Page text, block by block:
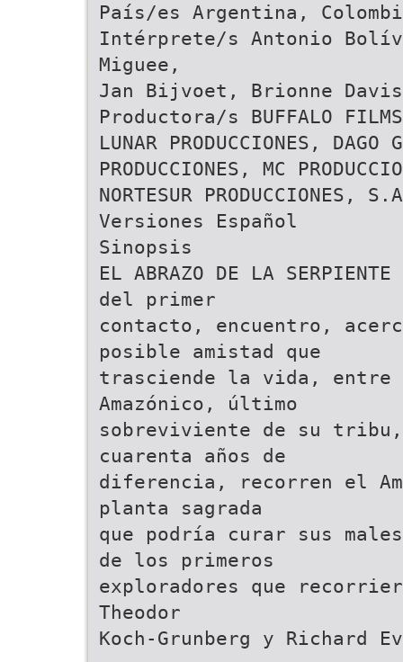
País/es Argentina,
Intérprete/s Antonio
Miguee,
Jan Bijvoet, Brionne Davis
Productora/s BUFFALO
LUNAR PRODUCCIONES, DAGO
PRODUCCIONES, MC
NORTESUR PRODUCCIONES,
Versiones Español
Sinopsis
EL ABRAZO DE LA
del primer
contacto, encuentro,
posible amistad que
trasciende la vida, entre
Amazónico, último
sobreviviente de su
cuarenta años de
diferencia, recorren el
planta sagrada
que podría curar sus
de los primeros
exploradores que
Theodor
Koch-Grunberg y Richard